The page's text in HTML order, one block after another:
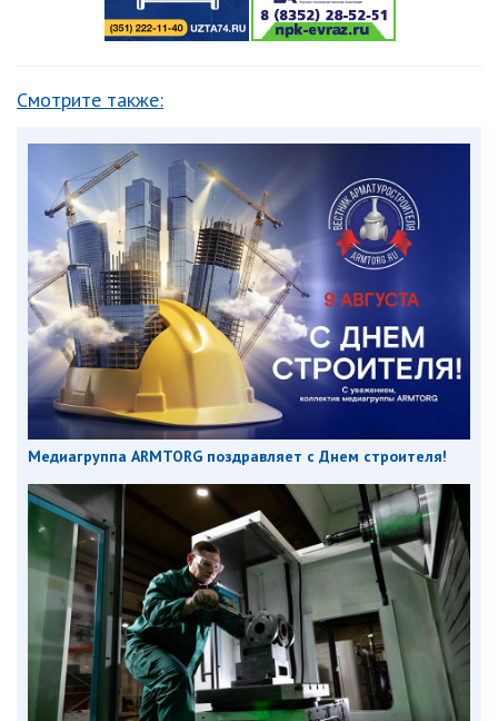
Смотрите также:
Медиагруппа ARMTORG поздравляет с Днем строителя!